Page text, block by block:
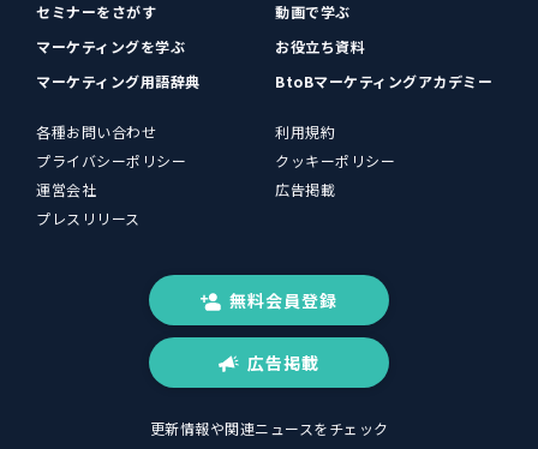
セミナーをさがす
動画で学ぶ
マーケティングを学ぶ
お役立ち資料
マーケティング用語辞典
BtoBマーケティングアカデミー
各種お問い合わせ
利用規約
プライバシーポリシー
クッキーポリシー
運営会社
広告掲載
プレスリリース
無料会員登録
広告掲載
更新情報や関連ニュースをチェック